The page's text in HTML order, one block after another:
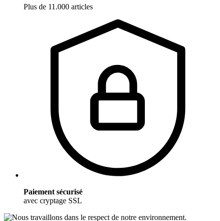
Plus de 11.000 articles
Paiement sécurisé
avec cryptage SSL